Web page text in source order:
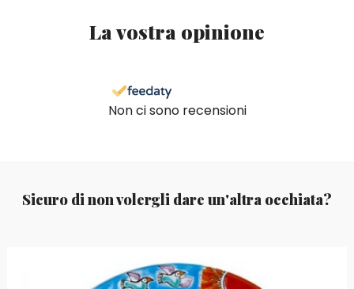
La vostra opinione
Non ci sono recensioni
Sicuro di non volergli dare un'altra occhiata?